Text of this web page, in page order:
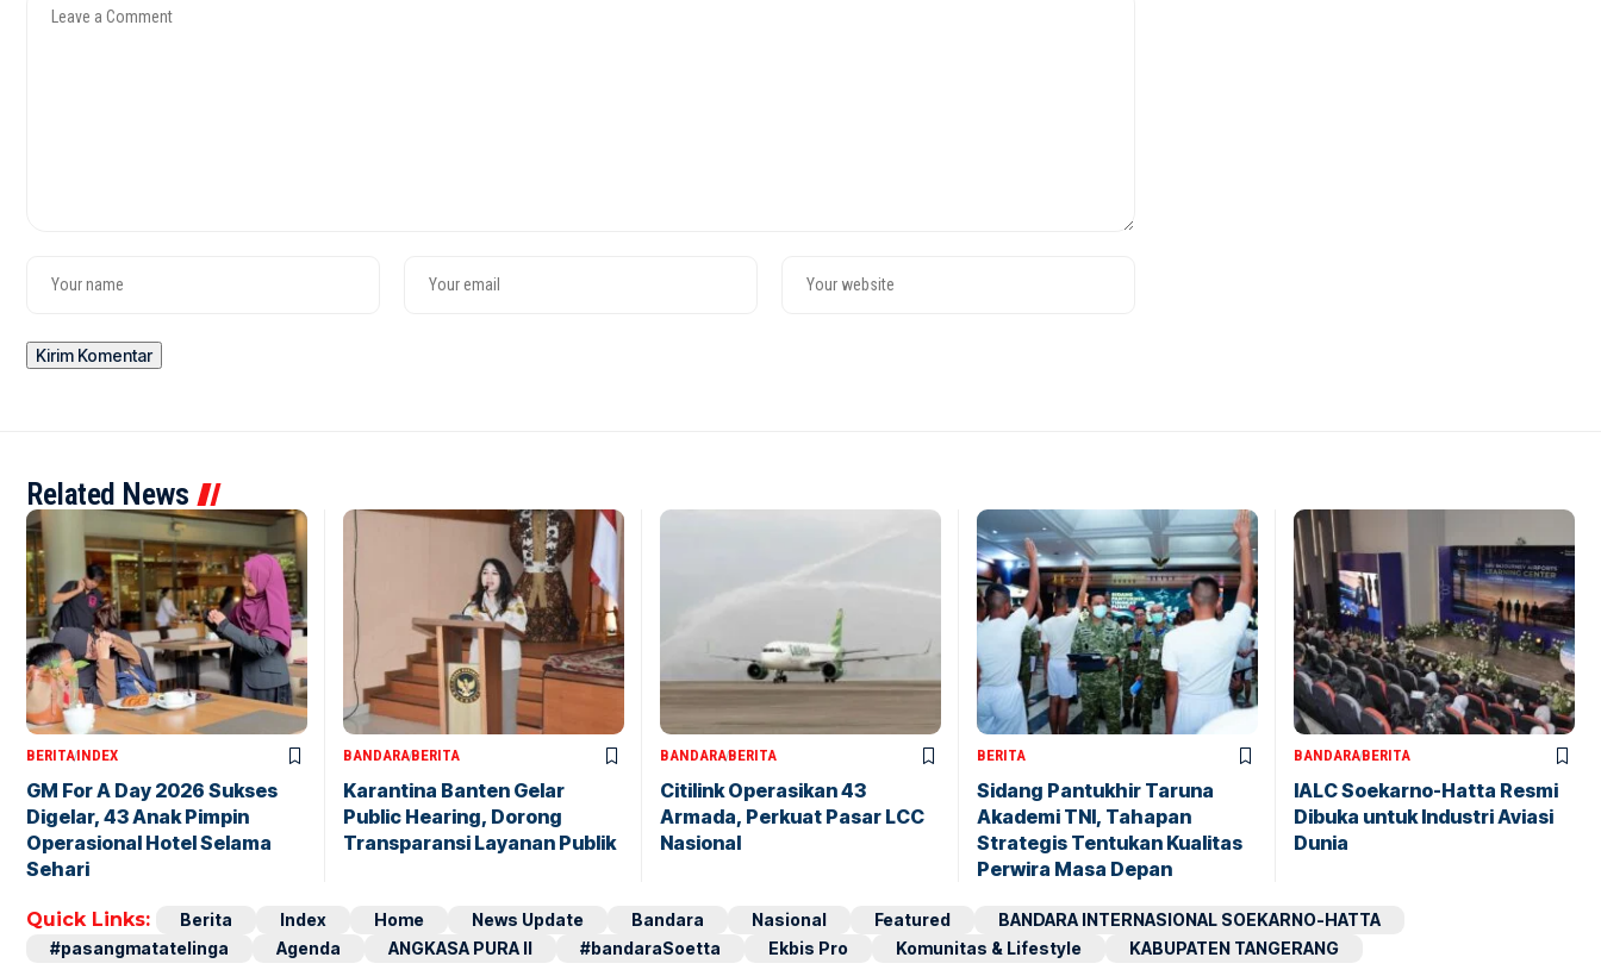
Related News
BERITAINDEX
GM For A Day 2026 Sukses
Digelar, 43 Anak Pimpin
Operasional Hotel Selama
Sehari
BANDARABERITA
Karantina Banten Gelar
Public Hearing, Dorong
Transparansi Layanan Publik
BANDARABERITA
Citilink Operasikan 43
Armada, Perkuat Pasar LCC
Nasional
BERITA
Sidang Pantukhir Taruna
Akademi TNI, Tahapan
Strategis Tentukan Kualitas
Perwira Masa Depan
BANDARABERITA
IALC Soekarno-Hatta Resmi
Dibuka untuk Industri Aviasi
Dunia
Quick Links: Berita Index Home News Update Bandara Nasional Featured
BANDARA INTERNASIONAL SOEKARNO-HATTA
#pasangmatatelinga
Agenda ANGKASA PURA II #bandaraSoetta Ekbis Pro Komunitas & Lifestyle KABUPATEN TANGERANG